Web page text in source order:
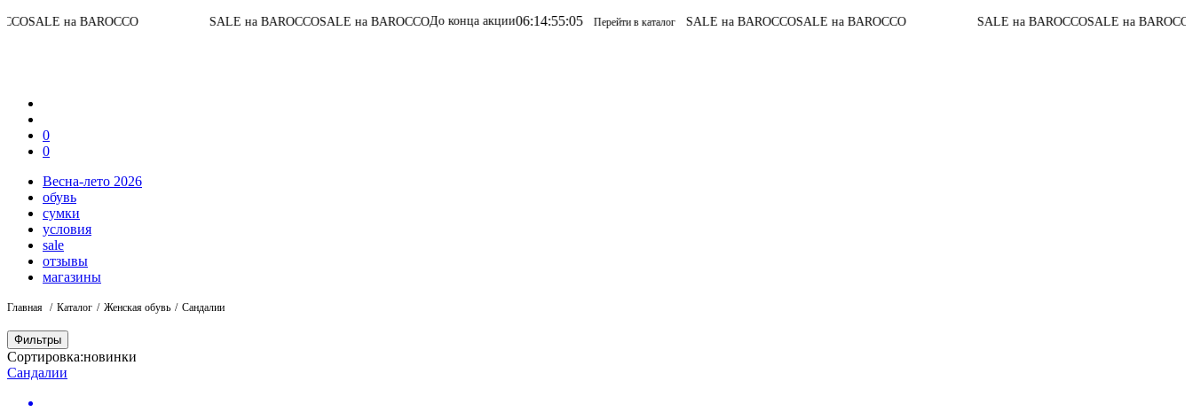
BAROCCO SALE на BAROCCOSALE на BAROCCOДо конца акции06:14:55:05 Перейти в каталог SALE на BAROCCOSALE на BAROCCO SALE на BAROCCOSALE на BAROCCOДо конца
0
0
Весна-лето 2026
обувь
сумки
условия
sale
отзывы
магазины
Главная Каталог Женская обувь Сандалии
Фильтры
Сортировка:новинки
Сандалии